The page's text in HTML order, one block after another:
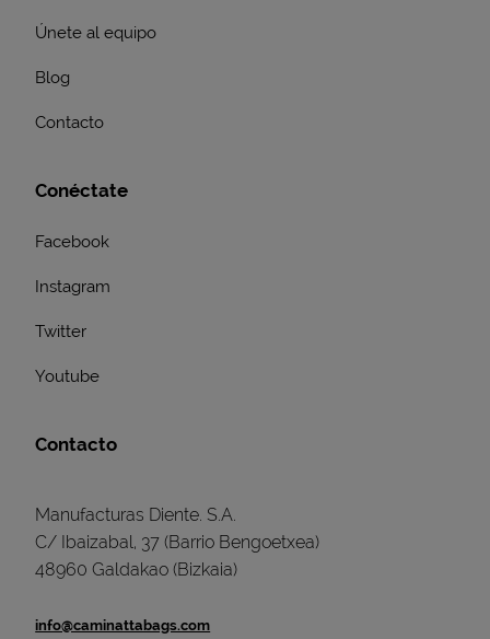
Únete al equipo
Blog
Contacto
Conéctate
Facebook
Instagram
Twitter
Youtube
Contacto
Manufacturas Diente. S.A.
C/ Ibaizabal, 37 (Barrio Bengoetxea)
48960 Galdakao (Bizkaia)
info@caminattabags.com